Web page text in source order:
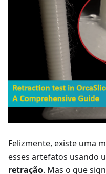
Felizmente, existe uma
esses artefatos usando
retração. Mas o que